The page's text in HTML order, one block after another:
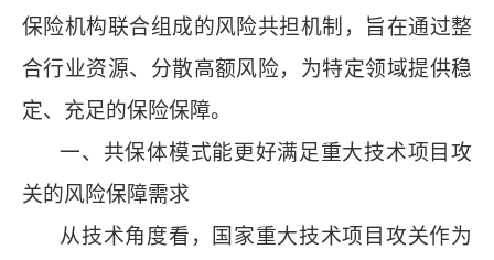
保险机构联合组成的风险共担机制，旨在通过整
合行业资源、分散高额风险，为特定领域提供稳
定、充足的保险保障。
一、共保体模式能更好满足重大技术项目攻
关的风险保障需求
从技术角度看，国家重大技术项目攻关作为